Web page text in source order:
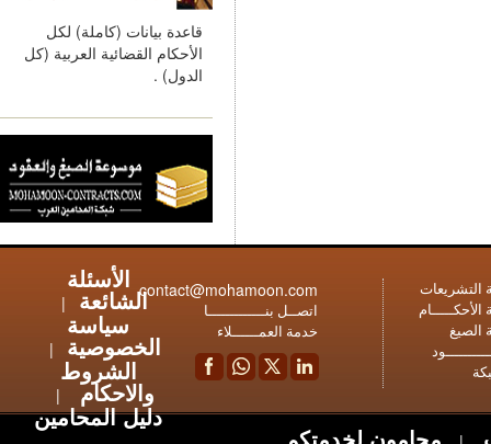
قاعدة بيانات (كاملة) لكل
الأحكام القضائية العربية (كل
الدول) .
contact@mohamoon.com
اتصــل بنـــــــــــــا
خدمة العمــــــلاء
الأسئلة
الشائعة |
سياسة
الخصوصية |
الشروط
والاحكام |
دليل المحامين